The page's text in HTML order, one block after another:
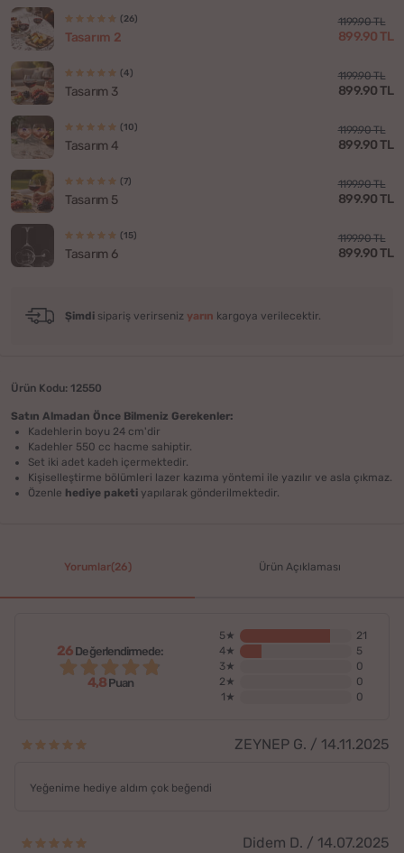
(26)
Tasarım 2
1199.90 TL
899.90 TL
(4)
Tasarım 3
1199.90 TL
899.90 TL
(10)
Tasarım 4
1199.90 TL
899.90 TL
(7)
Tasarım 5
1199.90 TL
899.90 TL
(15)
Tasarım 6
1199.90 TL
899.90 TL
Şimdi sipariş verirseniz yarın kargoya verilecektir.
Ürün Kodu: 12550
Satın Almadan Önce Bilmeniz Gerekenler:
Kadehlerin boyu 24 cm'dir
Kadehler 550 cc hacme sahiptir.
Set iki adet kadeh içermektedir.
Kişiselleştirme bölümleri lazer kazıma yöntemi ile yazılır ve asla çıkmaz.
Özenle hediye paketi yapılarak gönderilmektedir.
Yorumlar(26) Ürün Açıklaması
26 Değerlendirmede:
4,8Puan
5★
21
4★
5
3★
0
2★
0
1★
0
ZEYNEP G. / 14.11.2025
Yeğenime hediye aldım çok beğendi
Didem D. / 14.07.2025